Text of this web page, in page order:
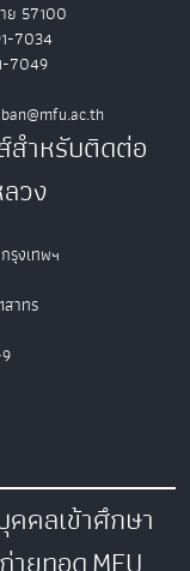
ย 57100
7034
7049
สำหรับติดต่อ
วง
รุงเทพฯ
าทร
คลเข้าศึกษา